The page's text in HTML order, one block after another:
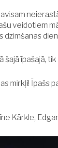
veidotiem
dzimšanas
šajā īpašajā,
mirkļi! Īpašs
Kārkle,